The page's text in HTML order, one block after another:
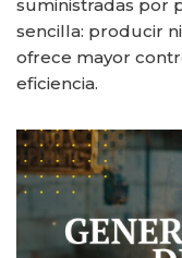
suministradas por
sencilla: producir
ofrece mayor
eficiencia.